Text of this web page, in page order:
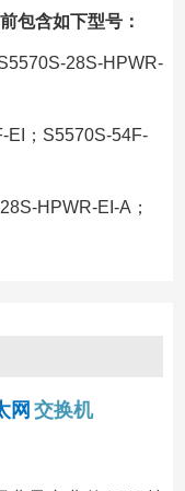
包含如下型号：
28S-HPWR-
EI；S5570S-54F-
HPWR-EI-A；
网 交换机